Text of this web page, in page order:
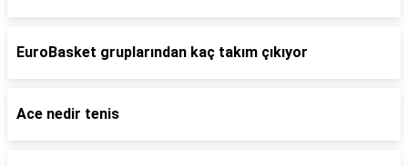
EuroBasket gruplarından kaç takım çıkıyor
Ace nedir tenis